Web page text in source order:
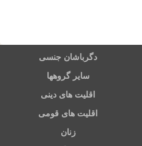
دگرباشان جنسی
سایر گروهها
اقلیت های دینی
اقلیت های قومی
زنان